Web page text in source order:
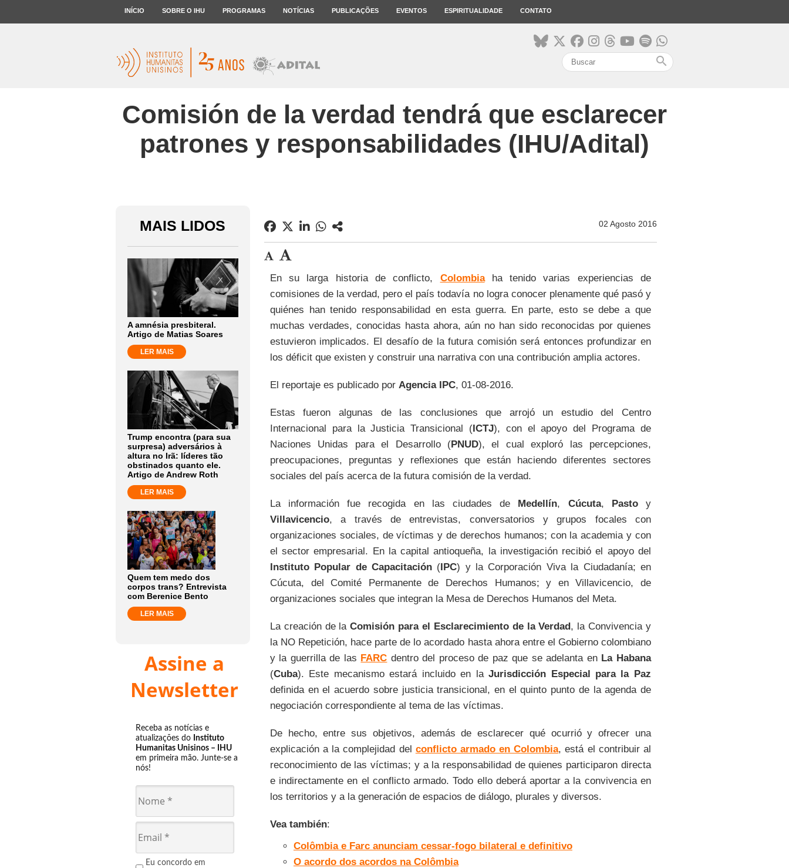
INÍCIO SOBRE O IHU PROGRAMAS NOTÍCIAS PUBLICAÇÕES EVENTOS ESPIRITUALIDADE CONTATO
search
Comisión de la verdad tendrá que esclarecer
patrones y responsabilidades (IHU/Adital)
MAIS LIDOS
A amnésia presbiteral.
Artigo de Matias Soares
LER MAIS
Trump encontra (para sua
surpresa) adversários à
altura no Irã: líderes tão
obstinados quanto ele.
Artigo de Andrew Roth
LER MAIS
Quem tem medo dos
corpos trans? Entrevista
com Berenice Bento
LER MAIS
Assine a
Newsletter
Receba as notícias e
atualizações do Instituto
Humanitas Unisinos – IHU
em primeira mão. Junte-se a
nós!
Eu concordo em
02 Agosto 2016
En su larga historia de conflicto, Colombiaha tenido varias experiencias de
comisiones de la verdad, pero el país todavía no logra conocer plenamente qué pasó y
quiénes han tenido responsabilidad en esta guerra. En parte, esto se debe a que
muchas verdades, conocidas hasta ahora, aún no han sido reconocidas por quienes
estuvieron implicados. El desafío de la futura comisión será entonces profundizar en
los déficit que existen y construir una narrativa con una contribución amplia actores.
El reportaje es publicado por Agencia IPC, 01-08-2016.
Estas fueron algunas de las conclusiones que arrojó un estudio del Centro
Internacional para la Justicia Transicional (ICTJ), con el apoyo del Programa de
Naciones Unidas para el Desarrollo (PNUD), el cual exploró las percepciones,
preocupaciones, preguntas y reflexiones que están haciendo diferentes sectores
sociales del país acerca de la futura comisión de la verdad.
La información fue recogida en las ciudades de Medellín, Cúcuta, Pastoy
Villavicencio, a través de entrevistas, conversatorios y grupos focales con
organizaciones sociales, de víctimas y de derechos humanos; con la academia y con
el sector empresarial. En la capital antioqueña, la investigación recibió el apoyo del
Instituto Popular de Capacitación (IPC) y la Corporación Viva la Ciudadanía; en
Cúcuta, del Comité Permanente de Derechos Humanos; y en Villavicencio, de
organizaciones sociales que integran la Mesa de Derechos Humanos del Meta.
La creación de laComisión para el Esclarecimiento de la Verdad, la Convivencia y
la NO Repetición, hace parte de lo acordado hasta ahora entre el Gobierno colombiano
y la guerrilla de las FARC dentro del proceso de paz que se adelanta en La Habana
(Cuba). Este mecanismo estará incluido en laJurisdicción Especial para la Paz
definida en el acuerdo sobre justicia transicional, en el quinto punto de la agenda de
negociación correspondiente al tema de las víctimas.
De hecho, entre sus objetivos, además de esclarecer qué ocurrió y ofrecer una
explicación a la complejidad del conflicto armado en Colombia, está el contribuir al
reconocimiento de las víctimas; y a la responsabilidad de quienes participaron directa
e indirectamente en el conflicto armado. Todo ello deberá aportar a la convivencia en
los territorios y a la generación de espacios de diálogo, plurales y diversos.
Vea también:
Colômbia e Farc anunciam cessar-fogo bilateral e definitivo
O acordo dos acordos na Colômbia